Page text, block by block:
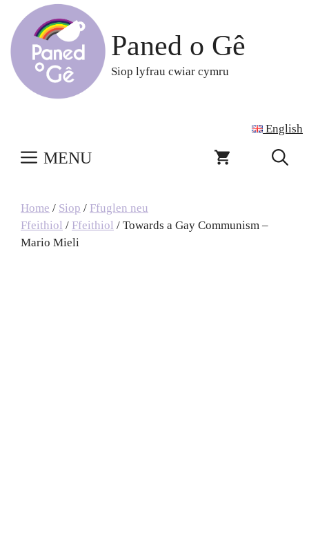
content
Paned o Gê
Siop lyfrau cwiar cymru
English
MENU
Home / Siop / Ffuglen neu
Ffeithiol / Ffeithiol / Towards a Gay Communism –
Mario Mieli